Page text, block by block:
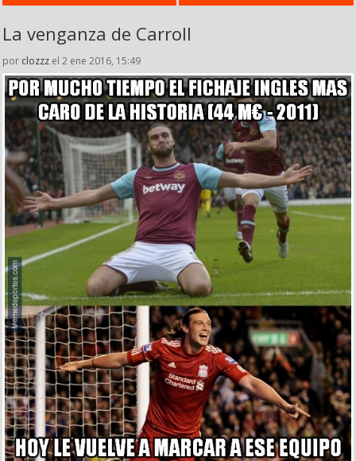
La venganza de Carroll
por clozzz el 2 ene 2016, 15:49